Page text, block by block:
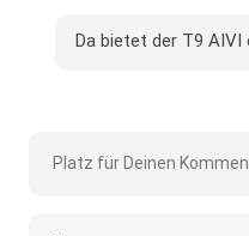
Da bietet der T9 AIVI